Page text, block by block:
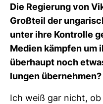
Die Regie­rung von
Groß­teil der
unter ihre Kon­trolle
Medien kämpfen um
über­haupt noch
lungen über­nehmen?
Ich weiß gar nicht,